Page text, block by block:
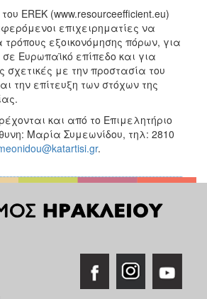
EREK (www.resourceefficient.eu)
επιχειρηματίες να
εξοικονόμησης πόρων, για
Ευρωπαϊκό επίπεδο και για
σχετικές με την προστασία του
την επίτευξη των στόχων της
και από το Επιμελητήριο
Μαρία Συμεωνίδου, τηλ: 2810
.